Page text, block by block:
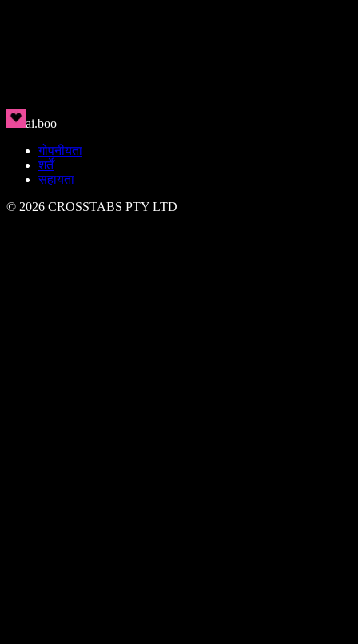
ai.boo
गोपनीयता
शर्तें
सहायता
© 2026 CROSSTABS PTY LTD